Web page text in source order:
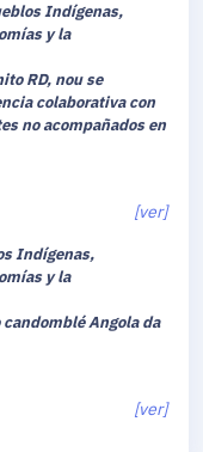
Indígenas,
y la
RD, nou se
colaborativa con
no acompañados en
[ver]
Indígenas,
y la
Angola da
[ver]